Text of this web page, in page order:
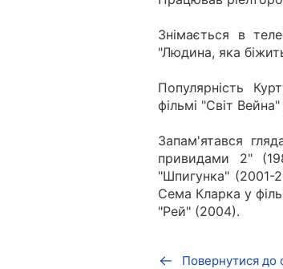
Знімається в
"Людина, яка
Популярність
фільмі "Світ
Запам'ятався
привидами 2"
"Шпигунка" (2001-
Сема Кларка у
"Рей" (2004).
Повернутися до